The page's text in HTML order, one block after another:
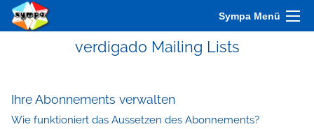
Sympa Menü
verdigado Mailing Lists
Ihre Abonnements verwalten
Wie funktioniert das Aussetzen des Abonnements?